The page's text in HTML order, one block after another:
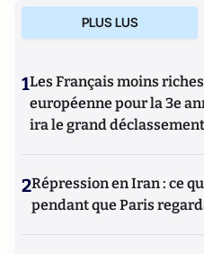
PLUS LUS
1Les Français moins
européenne pour la 3e
ira le grand
2Répression en Iran : ce
pendant que Paris